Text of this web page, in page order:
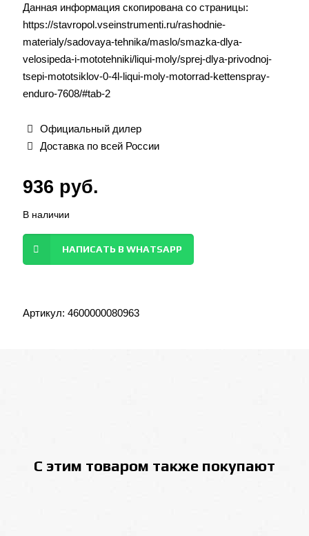
Данная информация скопирована со страницы:
https://stavropol.vseinstrumenti.ru/rashodnie-
materialy/sadovaya-tehnika/maslo/smazka-dlya-
velosipeda-i-mototehniki/liqui-moly/sprej-dlya-privodnoj-
tsepi-mototsiklov-0-4l-liqui-moly-motorrad-kettenspray-
enduro-7608/#tab-2
Официальный дилер
Доставка по всей России
936 руб.
В наличии
НАПИСАТЬ В WHATSAPP
Артикул: 4600000080963
С этим товаром также покупают